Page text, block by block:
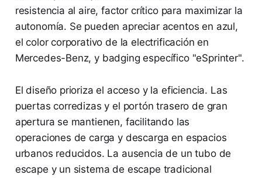
resistencia al aire, factor crítico para maximizar la
autonomía. Se pueden apreciar acentos en azul,
el color corporativo de la electrificación en
Mercedes-Benz, y badging específico "eSprinter".
El diseño prioriza el acceso y la eficiencia. Las
puertas corredizas y el portón trasero de gran
apertura se mantienen, facilitando las
operaciones de carga y descarga en espacios
urbanos reducidos. La ausencia de un tubo de
escape y un sistema de escape tradicional